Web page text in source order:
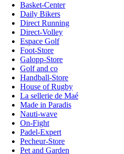
Basket-Center
Daily Bikers
Direct Running
Direct-Volley
Espace Golf
Foot-Store
Galopp-Store
Golf and co
Handball-Store
House of Rugby
La sellerie de Maé
Made in Paradis
Nauti-wave
On-Fight
Padel-Expert
Pecheur-Store
Pet and Garden